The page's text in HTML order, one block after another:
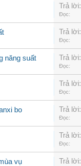
Trả lời:
Đọc:
Trả lời:
Đọc:
năng suất Trả lời:
Đọc:
Trả lời:
Đọc:
bo Trả lời:
Đọc:
Trả lời:
Đọc:
vụ Trả lời: